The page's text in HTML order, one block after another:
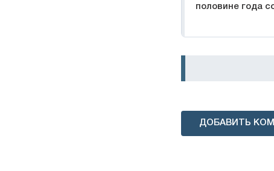
половине года
ДОБАВИТЬ